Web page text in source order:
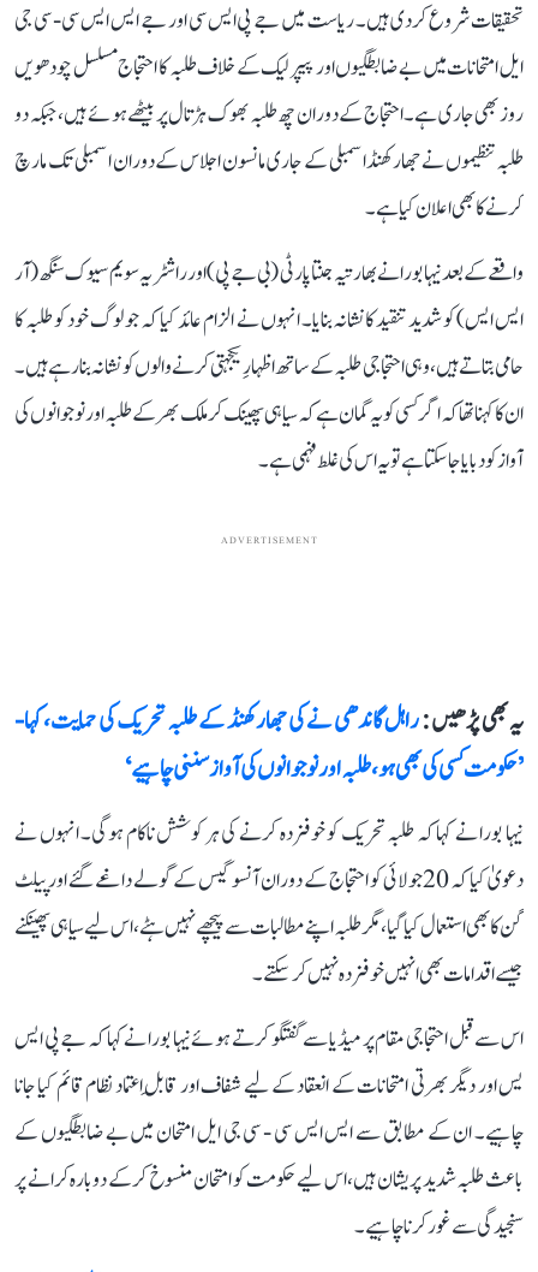
تحقیقات شروع کر دی ہیں۔ ریاست میں جے پی ایس سی اور جے ایس ایس سی - سی جی
ایل امتحانات میں بے ضابطگیوں اور پیپر لیک کے خلاف طلبہ کا احتجاج مسلسل چودھویں
روز بھی جاری ہے۔ احتجاج کے دوران چھ طلبہ بھوک ہڑتال پر بیٹھے ہوئے ہیں، جبکہ دو
طلبہ تنظیموں نے جھارکھنڈ اسمبلی کے جاری مانسون اجلاس کے دوران اسمبلی تک مارچ
کرنے کا بھی اعلان کیا ہے۔
واقعے کے بعد نیہا بورا نے بھارتیہ جنتا پارٹی (بی جے پی) اور راشٹریہ سویم سیوک سنگھ (آر
ایس ایس) کو شدید تنقید کا نشانہ بنایا۔ انہوں نے الزام عائد کیا کہ جو لوگ خود کو طلبہ کا
حامی بتاتے ہیں، وہی احتجاجی طلبہ کے ساتھ اظہارِ یکجہتی کرنے والوں کو نشانہ بنا رہے ہیں۔
ان کا کہنا تھا کہ اگر کسی کو یہ گمان ہے کہ سیاہی پھینک کر ملک بھر کے طلبہ اور نوجوانوں کی
آواز کو دبایا جا سکتا ہے تو یہ اس کی غلط فہمی ہے۔
ADVERTISEMENT
یہ بھی پڑھیں :راہل گاندھی نے کی جھارکھنڈ کے طلبہ تحریک کی حمایت، کہا-
’حکومت کسی کی بھی ہو، طلبہ اور نوجوانوں کی آواز سننی چاہیے‘
نیہا بورا نے کہا کہ طلبہ تحریک کو خوفزدہ کرنے کی ہر کوشش ناکام ہوگی۔ انہوں نے
دعویٰ کیا کہ 20 جولائی کو احتجاج کے دوران آنسو گیس کے گولے داغے گئے اور پیلٹ
گن کا بھی استعمال کیا گیا، مگر طلبہ اپنے مطالبات سے پیچھے نہیں ہٹے، اس لیے سیاہی پھینکنے
جیسے اقدامات بھی انہیں خوفزدہ نہیں کر سکتے۔
اس سے قبل احتجاجی مقام پر میڈیا سے گفتگو کرتے ہوئے نیہا بورا نے کہا کہ جے پی ایس
یس اور دیگر بھرتی امتحانات کے انعقاد کے لیے شفاف اور قابلِ اعتماد نظام قائم کیا جانا
چاہیے۔ ان کے مطابق سے ایس ایس سی - سی جی ایل امتحان میں بے ضابطگیوں کے
باعث طلبہ شدید پریشان ہیں، اس لیے حکومت کو امتحان منسوخ کرکے دوبارہ کرانے پر
سنجیدگی سے غور کرنا چاہیے۔